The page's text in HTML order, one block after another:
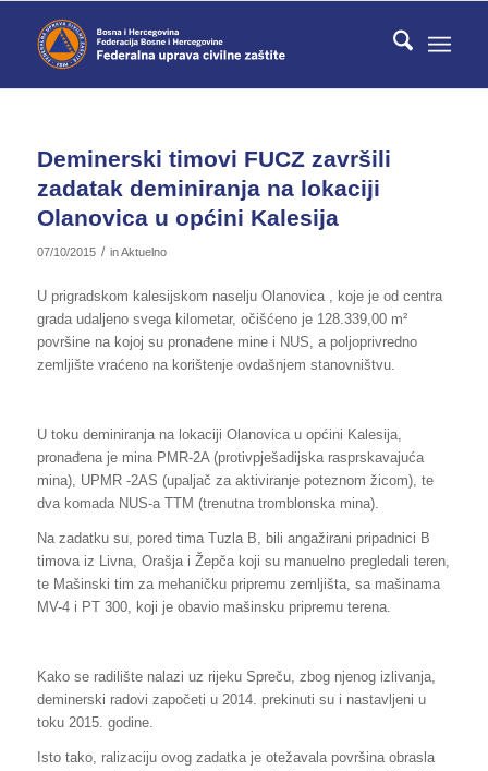
Deminerski timovi FUCZ završili
zadatak deminiranja na lokaciji
Olanovica u općini Kalesija
07/10/2015 / inAktuelno
U prigradskom kalesijskom naselju Olanovica , koje je od centra
grada udaljeno svega kilometar, očišćeno je 128.339,00 m²
površine na kojoj su pronađene mine i NUS, a poljoprivredno
zemljište vraćeno na korištenje ovdašnjem stanovništvu.
U toku deminiranja na lokaciji Olanovica u općini Kalesija,
pronađena je mina PMR-2A (protivpješadijska rasprskavajuća
mina), UPMR -2AS (upaljač za aktiviranje poteznom žicom), te
dva komada NUS-a TTM (trenutna tromblonska mina).
Na zadatku su, pored tima Tuzla B, bili angažirani pripadnici B
timova iz Livna, Orašja i Žepča koji su manuelno pregledali teren,
te Mašinski tim za mehaničku pripremu zemljišta, sa mašinama
MV-4 i PT 300, koji je obavio mašinsku pripremu terena.
Kako se radilište nalazi uz rijeku Spreču, zbog njenog izlivanja,
deminerski radovi započeti u 2014. prekinuti su i nastavljeni u
toku 2015. godine.
Isto tako, ralizaciju ovog zadatka je otežavala površina obrasla